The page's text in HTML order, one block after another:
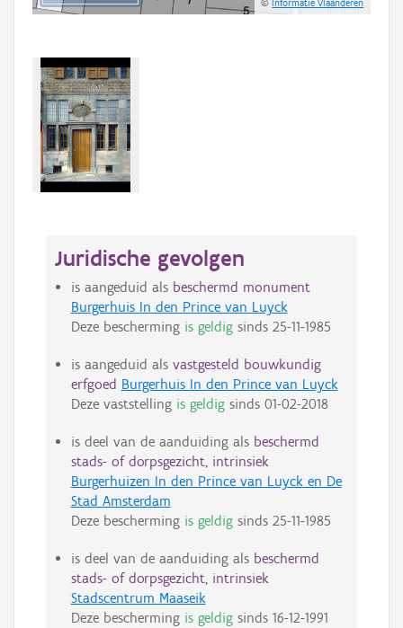
©Informatie Vlaanderen
Juridische gevolgen
is aangeduid als beschermd monument
Burgerhuis In den Prince van Luyck
Deze bescherming is geldigsinds 25-11-1985
is aangeduid als vastgesteld bouwkundig
erfgoed Burgerhuis In den Prince van Luyck
Deze vaststelling is geldigsinds 01-02-2018
is deel van de aanduiding als beschermd
stads- of dorpsgezicht, intrinsiek
Burgerhuizen In den Prince van Luyck en De
Stad Amsterdam
Deze bescherming is geldigsinds 25-11-1985
is deel van de aanduiding als beschermd
stads- of dorpsgezicht, intrinsiek
Stadscentrum Maaseik
Deze bescherming is geldigsinds 16-12-1991